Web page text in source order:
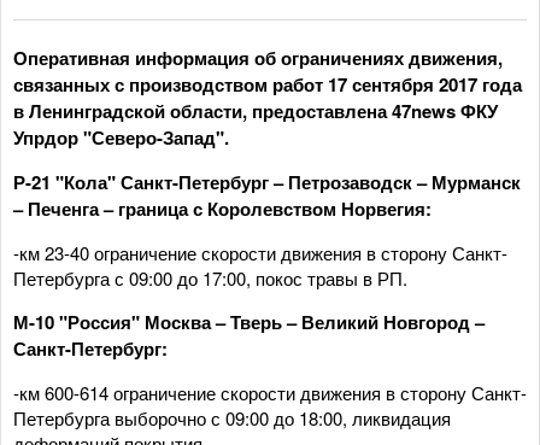
Оперативная информация об ограничениях движения,
связанных с производством работ 17 сентября 2017 года
в Ленинградской области, предоставлена 47news ФКУ
Упрдор "Северо-Запад".
Р-21 "Кола" Санкт-Петербург – Петрозаводск – Мурманск
– Печенга – граница с Королевством Норвегия:
-км 23-40 ограничение скорости движения в сторону Санкт-
Петербурга с 09:00 до 17:00, покос травы в РП.
М-10 "Россия" Москва – Тверь – Великий Новгород –
Санкт-Петербург:
-км 600-614 ограничение скорости движения в сторону Санкт-
Петербурга выборочно с 09:00 до 18:00, ликвидация